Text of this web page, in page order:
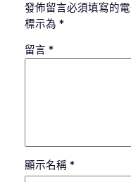
發佈留言必須填寫的
標示為 *
留言 *
顯示名稱 *